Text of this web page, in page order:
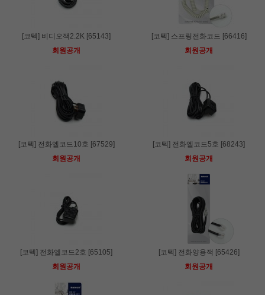
[코텍] 비디오잭2.2K [65143]
회원공개
[코텍] 스프링전화코드 [66416]
회원공개
[코텍] 전화엘코드10호 [67529]
회원공개
[코텍] 전화엘코드5호 [68243]
회원공개
[코텍] 전화엘코드2호 [65105]
회원공개
[코텍] 전화양용잭 [65426]
회원공개